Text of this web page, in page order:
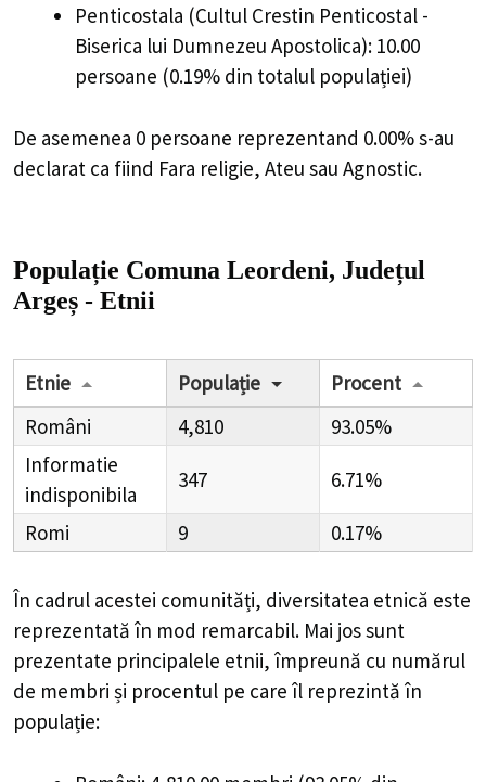
Penticostala (Cultul Crestin Penticostal -
Biserica lui Dumnezeu Apostolica): 10.00
persoane (0.19% din totalul populației)
De asemenea 0 persoane reprezentand 0.00% s-au
declarat ca fiind Fara religie, Ateu sau Agnostic.
Populație Comuna Leordeni, Județul
Argeș - Etnii
Etnie Populație
Procent
Români
4,810
93.05%
Informatie
indisponibila
347 6.71%
Romi 9 0.17%
În cadrul acestei comunități, diversitatea etnică este
reprezentată în mod remarcabil. Mai jos sunt
prezentate principalele etnii, împreună cu numărul
de membri și procentul pe care îl reprezintă în
populație: